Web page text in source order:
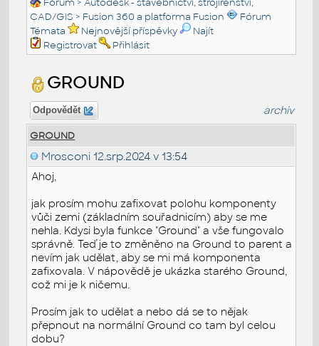
Fórum >Autodesk - stavebnictví, strojírenství,
CAD/GIS > Fusion 360 a platforma Fusion
Fórum
Témata
Nejnovější příspěvky
Najít
Registrovat
Přihlásit
GROUND
Odpovědět archiv
GROUND
Mrosconi 12.srp.2024 v 13:54
Ahoj,
jak prosím mohu zafixovat polohu komponenty
vůči zemi (základním souřadnicím) aby se me
nehla. Kdysi byla funkce "Ground" a vše fungovalo
správně. Teď je to změněno na Ground to parent a
nevím jak udělat, aby se mi má komponenta
zafixovala. V nápovědě je ukázka starého Ground,
což mi je k ničemu.
Prosím jak to udělat a nebo dá se to nějak
přepnout na normální Ground co tam byl celou
dobu?